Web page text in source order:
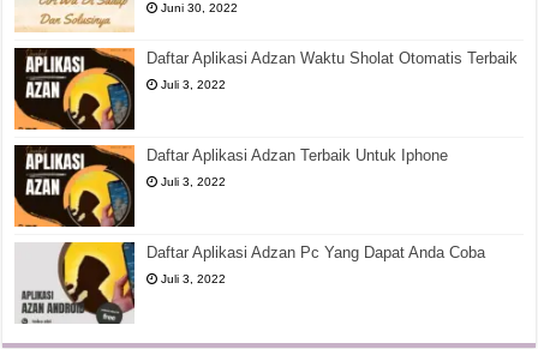
Juni 30, 2022
Daftar Aplikasi Adzan Waktu Sholat Otomatis Terbaik
Juli 3, 2022
Daftar Aplikasi Adzan Terbaik Untuk Iphone
Juli 3, 2022
Daftar Aplikasi Adzan Pc Yang Dapat Anda Coba
Juli 3, 2022